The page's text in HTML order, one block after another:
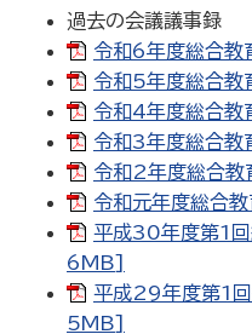
過去の会議議事録
令和6年度総合
令和5年度総合
令和4年度総合
令和3年度総合
令和2年度総合
令和元年度総合
平成30年度第1回
6MB]
平成29年度第1回
5MB]